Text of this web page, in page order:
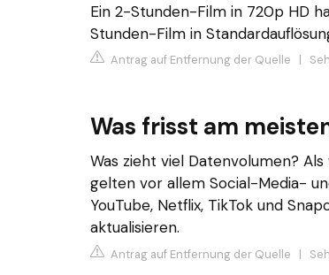
Ein 2-Stunden-Film in 720p HD
Stunden-Film in
Antrag auf Entfernung der Quelle
Was frisst am
Was zieht viel Datenvolumen?
gelten vor allem Social-Media-
YouTube, Netflix, TikTok und
aktualisieren.
Antrag auf Entfernung der Quelle |